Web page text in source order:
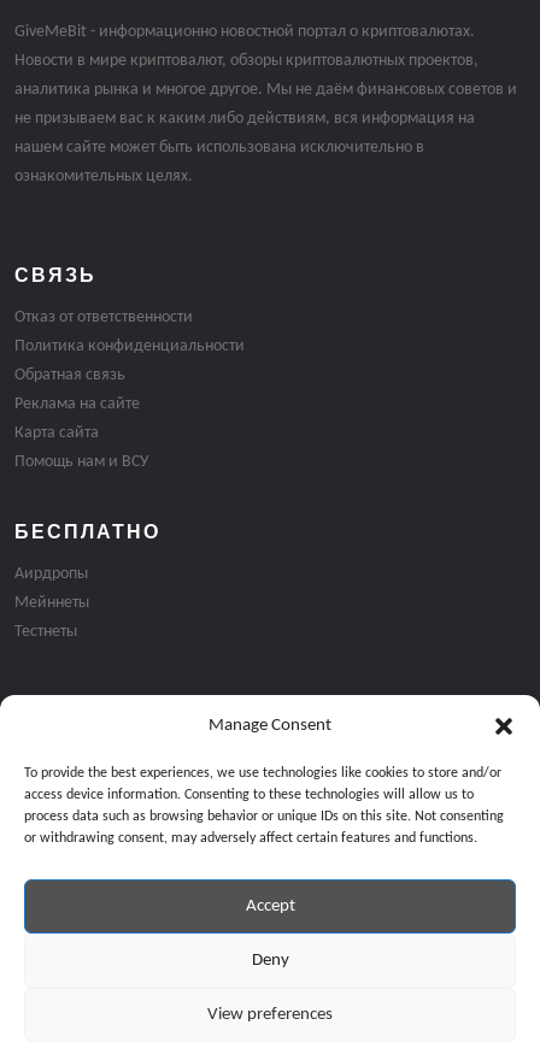
Manage Consent
To provide the best experiences, we use technologies like cookies to store and/or
access device information. Consenting to these technologies will allow us to
process data such as browsing behavior or unique IDs on this site. Not consenting
or withdrawing consent, may adversely affect certain features and functions.
Accept
Deny
View preferences
GiveMeBit - информационно новостной портал о криптовалютах.
Новости в мире криптовалют, обзоры криптовалютных проектов,
аналитика рынка и многое другое. Мы не даём финансовых советов и
не призываем вас к каким либо действиям, вся информация на
нашем сайте может быть использована исключительно в
ознакомительных целях.
СВЯЗЬ
Отказ от ответственности
Политика конфиденциальности
Обратная связь
Реклама на сайте
Карта сайта
Помощь нам и ВСУ
БЕСПЛАТНО
Аирдропы
Мейннеты
Тестнеты
Подписка на email рассылку:
Продолжая, вы соглашаетесь с нашей политикой
Copyright © 2024 All Rights Reserved by